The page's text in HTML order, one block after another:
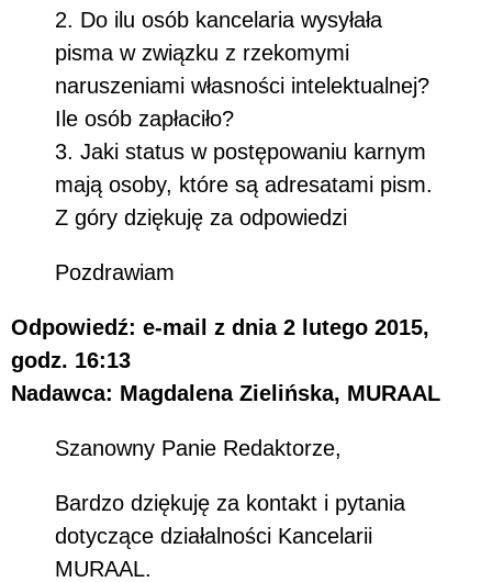
2. Do ilu osób kancelaria wysyłała
pisma w związku z rzekomymi
naruszeniami własności intelektualnej?
Ile osób zapłaciło?
3. Jaki status w postępowaniu karnym
mają osoby, które są adresatami pism.
Z góry dziękuję za odpowiedzi
Pozdrawiam
Odpowiedź: e-mail z dnia 2 lutego 2015,
godz. 16:13
Nadawca: Magdalena Zielińska, MURAAL
Szanowny Panie Redaktorze,
Bardzo dziękuję za kontakt i pytania
dotyczące działalności Kancelarii
MURAAL.